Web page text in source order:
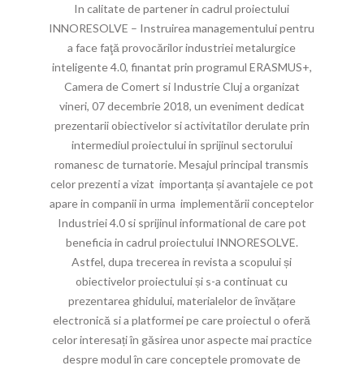
In calitate de partener in cadrul proiectului
INNORESOLVE – Instruirea managementului pentru
a face faţă provocărilor industriei metalurgice
inteligente 4.0, finantat prin programul ERASMUS+,
Camera de Comert si Industrie Cluj a organizat
vineri, 07 decembrie 2018, un eveniment dedicat
prezentarii obiectivelor si activitatilor derulate prin
intermediul proiectului in sprijinul sectorului
romanesc de turnatorie. Mesajul principal transmis
celor prezenti a vizat importanța și avantajele ce pot
apare in companii in urma implementării conceptelor
Industriei 4.0 si sprijinul informational de care pot
beneficia in cadrul proiectului INNORESOLVE.
Astfel, dupa trecerea in revista a scopului și
obiectivelor proiectului și s-a continuat cu
prezentarea ghidului, materialelor de învățare
electronică si a platformei pe care proiectul o oferă
celor interesați în găsirea unor aspecte mai practice
despre modul în care conceptele promovate de